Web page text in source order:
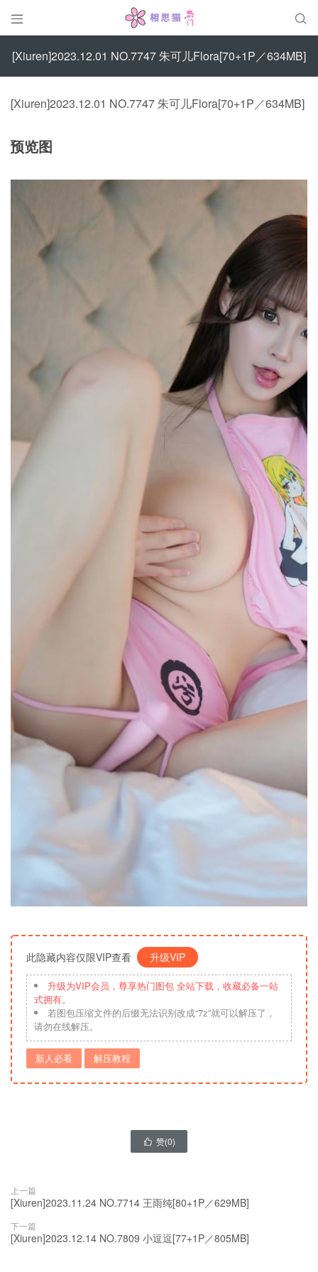
 
[Xiuren]2023.12.01 NO.7747 朱可儿Flora[70+1P／634MB]
[Xiuren]2023.12.01 NO.7747 朱可儿Flora[70+1P／634MB]
预览图
此隐藏内容仅限VIP查看 升级VIP
升级为VIP会员，尊享热门图包 全站下载，收藏必备一站
式拥有。
若图包压缩文件的后缀无法识别改成“7z”就可以解压了，
请勿在线解压。
新人必看 解压教程
 赞(0)
上一篇
[Xiuren]2023.11.24 NO.7714 王雨纯[80+1P／629MB]
下一篇
[Xiuren]2023.12.14 NO.7809 小逗逗[77+1P／805MB]